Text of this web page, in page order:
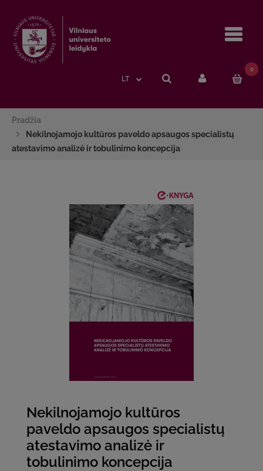
LT
0
Pradžia
Nekilnojamojo kultūros paveldo apsaugos specialistų
atestavimo analizė ir tobulinimo koncepcija
Nekilnojamojo kultūros
paveldo apsaugos specialistų
atestavimo analizė ir
tobulinimo koncepcija